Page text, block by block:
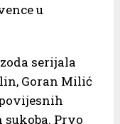
u
serijala
Goran Milić
Prvo